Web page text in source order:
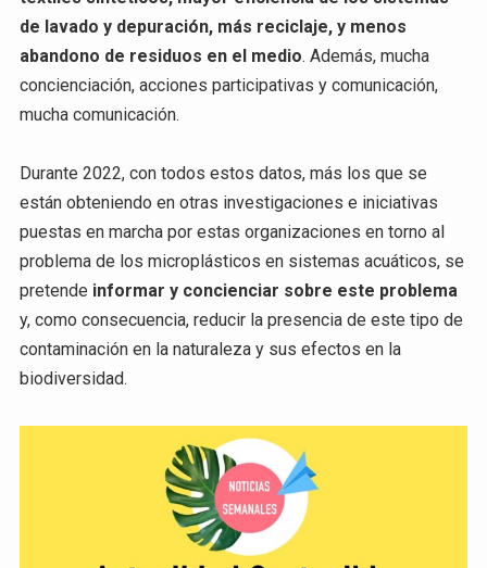
de lavado y depuración, más reciclaje, y menos
abandono de residuos en el medio. Además, mucha
concienciación, acciones participativas y comunicación,
mucha comunicación.
Durante 2022, con todos estos datos, más los que se
están obteniendo en otras investigaciones e iniciativas
puestas en marcha por estas organizaciones en torno al
problema de los microplásticos en sistemas acuáticos, se
pretende informar y concienciar sobre este problema
y, como consecuencia, reducir la presencia de este tipo de
contaminación en la naturaleza y sus efectos en la
biodiversidad.